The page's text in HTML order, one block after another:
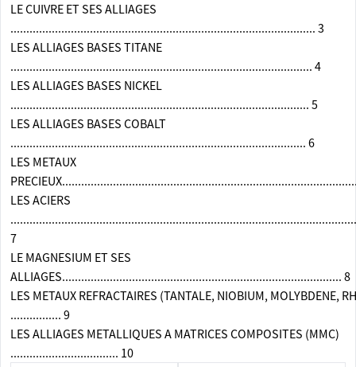
LE CUIVRE ET SES ALLIAGES
................................................................................................ 3
LES ALLIAGES BASES TITANE
............................................................................................... 4
LES ALLIAGES BASES NICKEL
.............................................................................................. 5
LES ALLIAGES BASES COBALT
............................................................................................. 6
LES METAUX
LES ACIERS
7
LE MAGNESIUM ET SES
ALLIAGES........................................................................................ 8
LES METAUX REFRACTAIRES (TANTALE, NIOBIUM, MOLYBDENE,
................ 9
LES ALLIAGES METALLIQUES A MATRICES COMPOSITES (MMC)
.................................. 10